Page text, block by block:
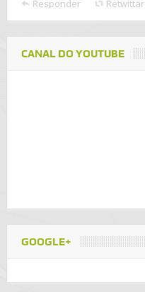
Responder Retwittar
CANAL DO YOUTUBE
GOOGLE+